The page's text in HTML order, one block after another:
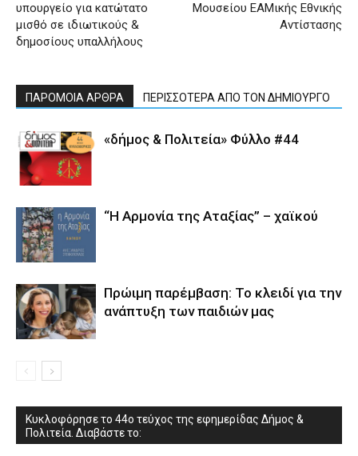
υπουργείο για κατώτατο
μισθό σε ιδιωτικούς &
δημοσίους υπαλλήλους
Μουσείου ΕΑΜικής Εθνικής
Αντίστασης
ΠΑΡΟΜΟΙΑ ΑΡΘΡΑ ΠΕΡΙΣΣΟΤΕΡΑ ΑΠΟ ΤΟΝ ΔΗΜΙΟΥΡΓΟ
«δήμος & Πολιτεία» Φύλλο #44
“Η Αρμονία της Αταξίας” – χαϊκού
Πρώιμη παρέμβαση: Το κλειδί για την
ανάπτυξη των παιδιών µας
Κυκλοφόρησε το 44ο τεύχος της εφημερίδας Δήμος &
Πολιτεία. Διαβάστε το: